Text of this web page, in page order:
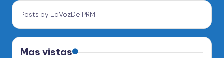
Posts by LaVozDelPRM
Mas vistas